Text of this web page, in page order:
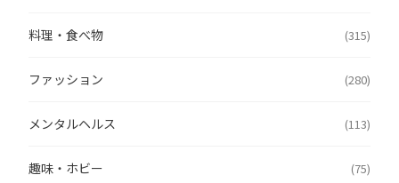
料理・食べ物 (315)
ファッション (280)
メンタルヘルス (113)
趣味・ホビー (75)